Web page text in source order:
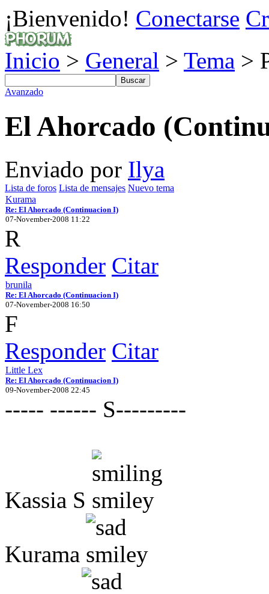
¡Bienvenido! Conectarse
Inicio > General > Tema >
Avanzado
El Ahorcado
Enviado por Ilya
Lista de foros Lista de mensajes Nuevo tema
Kurama
Re: El Ahorcado (Continuacion I)
07-November-2008 11:22
R
Responder Citar
brunila
Re: El Ahorcado (Continuacion I)
07-November-2008 16:50
F
Responder Citar
Little Lex
Re: El Ahorcado (Continuacion I)
09-November-2008 22:45
----- ------ S---------
Kassia S
Kurama